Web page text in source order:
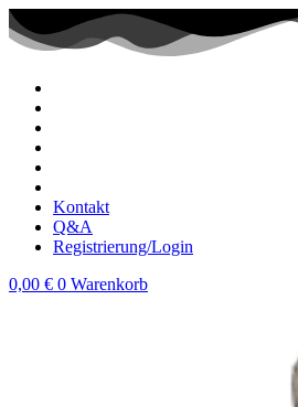
Zum
Inhalt
wechseln
Kontakt
Q&A
Registrierung/Login
0,00 € 0 Warenkorb